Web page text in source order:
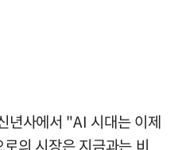
년사에서 "AI 시대는 이제
의 시장은 지금과는 비